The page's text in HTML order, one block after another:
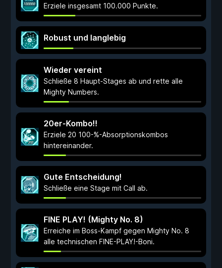
Erziele insgesamt 100.000 Punkte.
Robust und langlebig
Wieder vereint
Schließe 8 Haupt-Stages ab und rette alle
Mighty Numbers.
20er-Kombo!!
Erziele 20 100-%-Absorptionskombos
hintereinander.
Gute Entscheidung!
Schließe eine Stage mit Call ab.
FINE PLAY! (Mighty No. 8)
Erreiche im Boss-Kampf gegen Mighty No. 8
alle technischen FINE-PLAY!-Boni.